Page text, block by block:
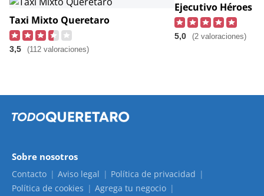
Taxi Mixto Queretaro
3,5 (112 valoraciones)
Ejecutivo Héroes
5,0 (2 valoraciones)
Sobre nosotros
Contacto Aviso legal
Política de privacidad
Política de cookies
Agrega tu negocio